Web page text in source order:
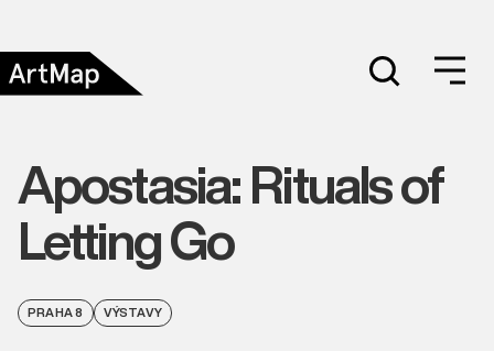
Apostasia: Rituals of
Letting Go
PRAHA 8 VÝSTAVY